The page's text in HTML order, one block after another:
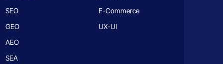
SEO
GEO
AEO
SEA
E-Commerce
UX-UI